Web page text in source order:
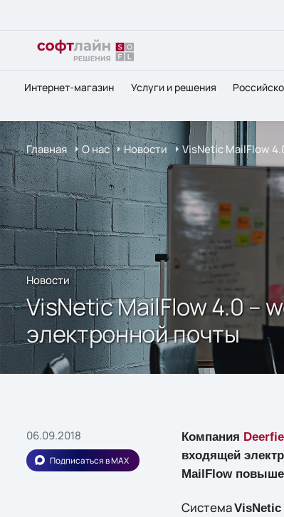
Интернет-магазин Услуги и решения
Главная О нас Новости VisNetic MailFlow
Новости
VisNetic MailFlow 4.0 –
электронной почты
06.09.2018
Подписаться в MAX
Компания
входящей
MailFlow
Система